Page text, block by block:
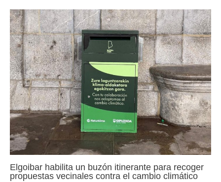
Elgoibar habilita un buzón itinerante para recoger
propuestas vecinales contra el cambio climático